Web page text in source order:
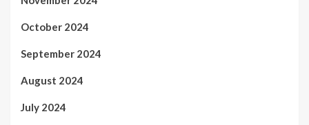
October 2024
September 2024
August 2024
July 2024